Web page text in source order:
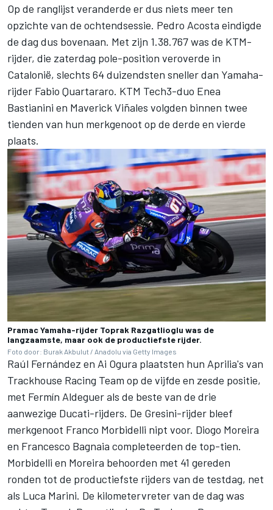
Op de ranglijst veranderde er dus niets meer ten
opzichte van de ochtendsessie. Pedro Acosta eindigde
de dag dus bovenaan. Met zijn 1.38.767 was de KTM-
rijder, die zaterdag pole-position veroverde in
Catalonië, slechts 64 duizendsten sneller dan Yamaha-
rijder Fabio Quartararo. KTM Tech3-duo Enea
Bastianini en Maverick Viñales volgden binnen twee
tienden van hun merkgenoot op de derde en vierde
plaats.
Pramac Yamaha-rijder Toprak Razgatlioglu was de
langzaamste, maar ook de productiefste rijder.
Foto door: Burak Akbulut / Anadolu via Getty Images
Raúl Fernández en Ai Ogura plaatsten hun Aprilia's van
Trackhouse Racing Team op de vijfde en zesde positie,
met Fermín Aldeguerals de beste van de drie
aanwezige Ducati-rijders. De Gresini-rijder bleef
merkgenoot Franco Morbidelli nipt voor. Diogo Moreira
en Francesco Bagnaia completeerden de top-tien.
Morbidelli en Moreira behoorden met 41 gereden
ronden tot de productiefste rijders van de testdag, net
als Luca Marini. De kilometervreter van de dag was